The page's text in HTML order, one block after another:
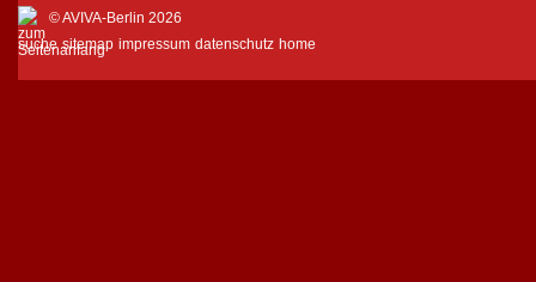
© AVIVA-Berlin 2026
suche sitemap impressum datenschutz home